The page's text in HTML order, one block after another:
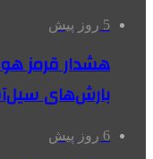
5 روز پیش
بارش‌های سیل‌آسا
6 روز پیش